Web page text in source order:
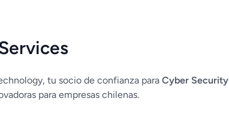
tu socio de confianza para Cyber Security
para empresas chilenas.